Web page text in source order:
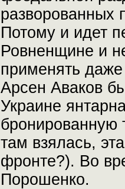
разворованных
Потому и идет
Ровненщине и
применять
Арсен Аваков
Украине
бронированную
там взялась,
фронте?). Во
Порошенко.